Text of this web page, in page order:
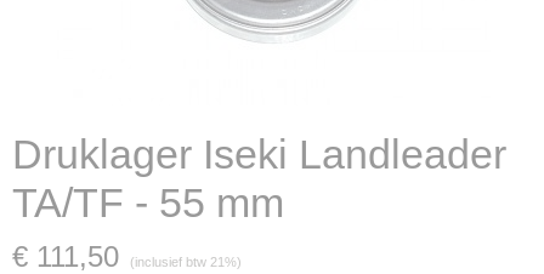
Druklager Iseki Landleader
TA/TF - 55 mm
€ 111,50 (inclusief btw 21%)